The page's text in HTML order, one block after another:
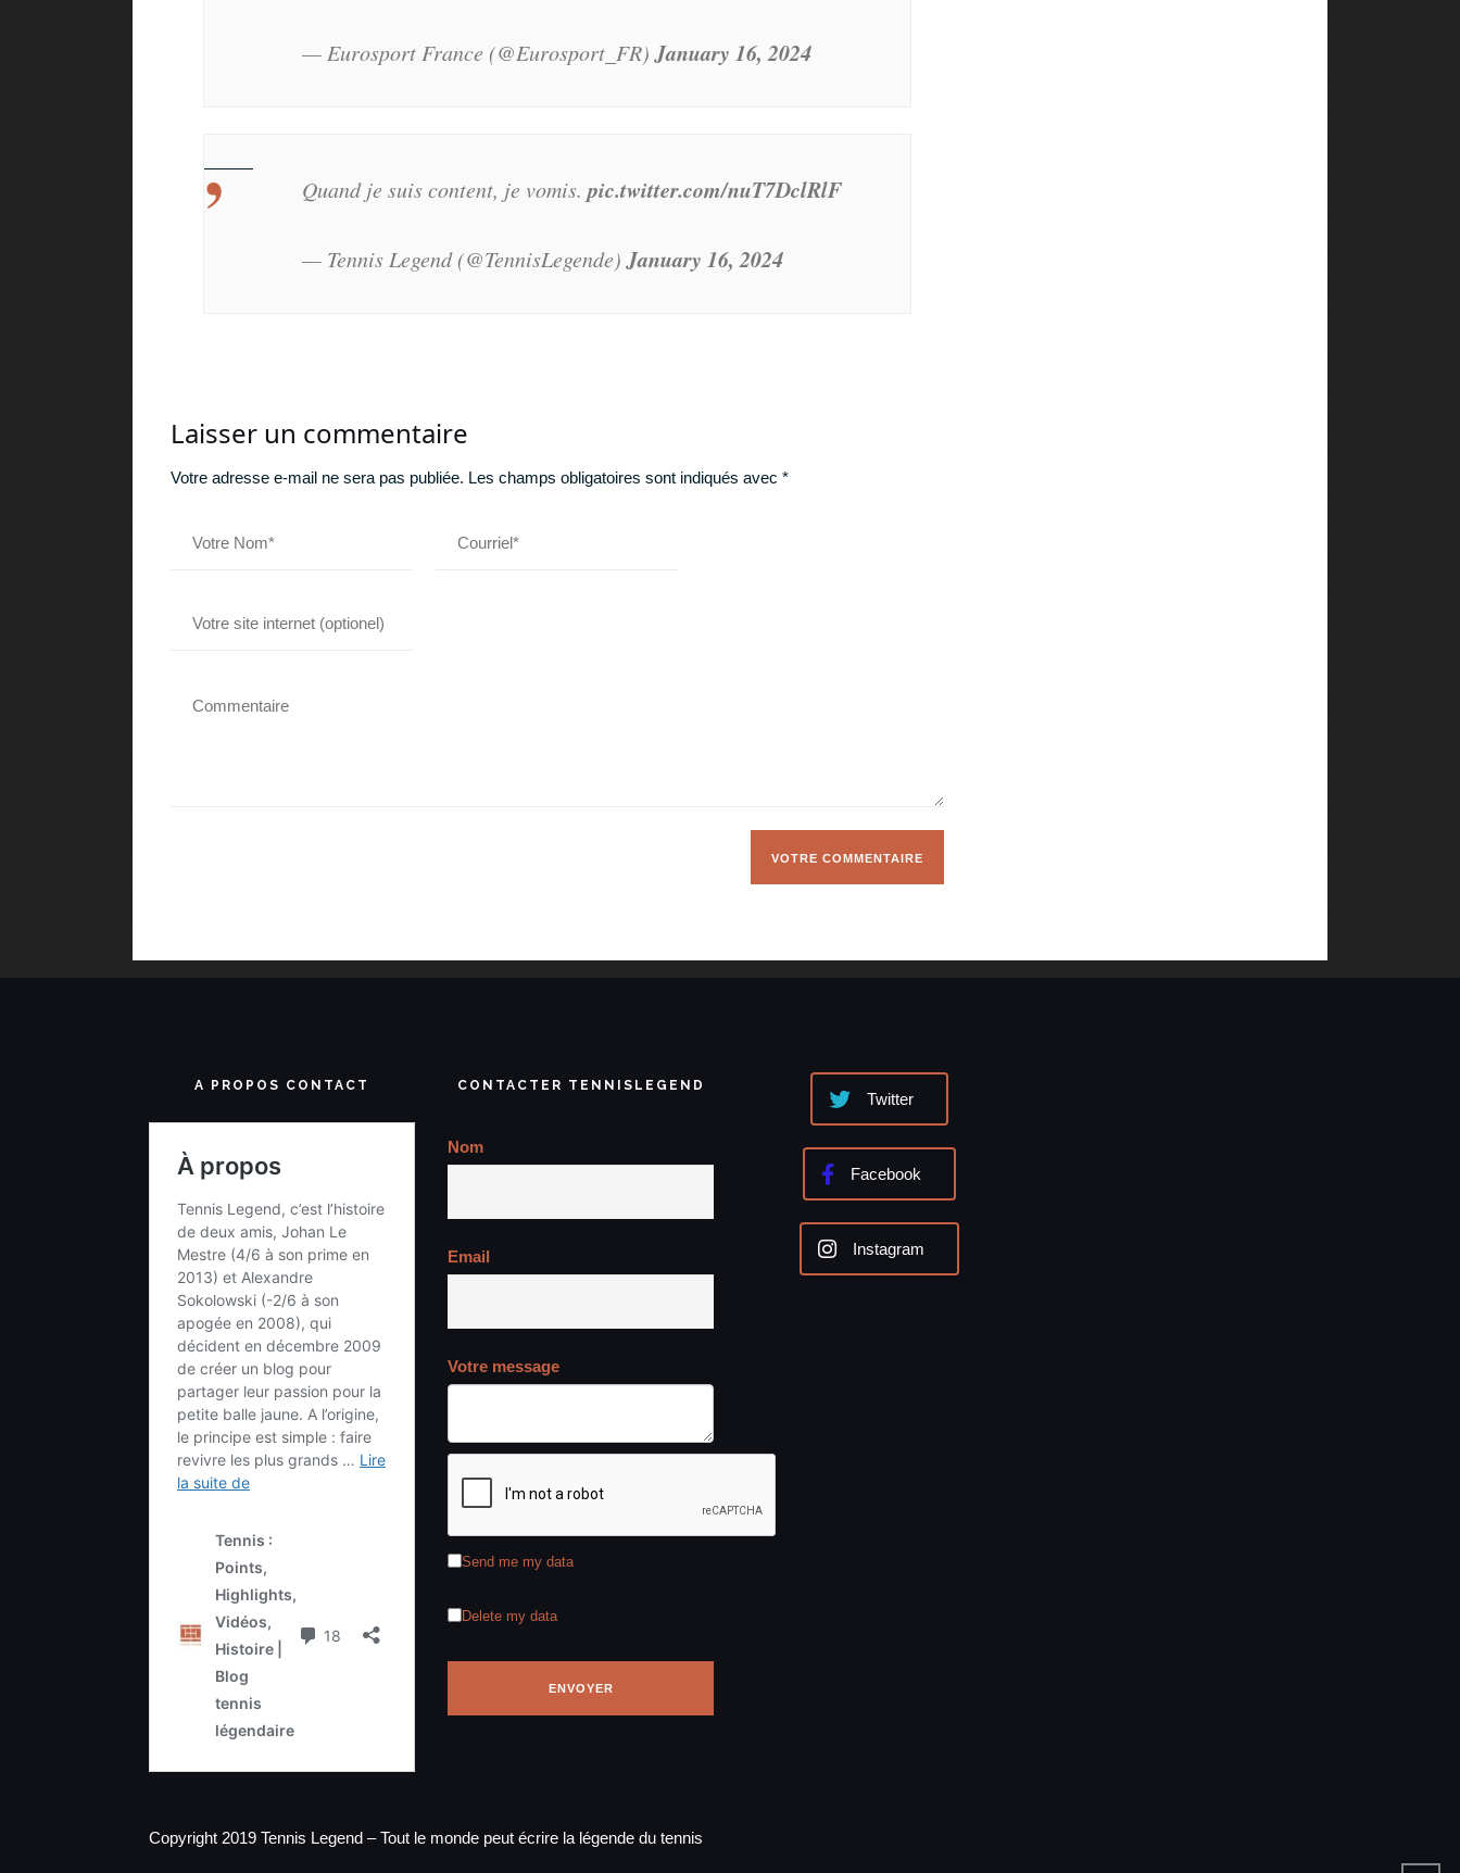
— Eurosport France (@Eurosport_FR)January 16, 2024
Quand je suis content, je vomis.pic.twitter.com/nuT7DclRlF
— Tennis Legend (@TennisLegende)January 16, 2024
Laisser un commentaire
Votre adresse e-mail ne sera pas publiée. Les champs obligatoires sont indiqués avec *
A PROPOS CONTACT CONTACTER TENNISLEGEND
Nom
Email
Votre message
Send me my data
Delete my data
Twitter
Facebook
Instagram
Copyright 2019 Tennis Legend – Tout le monde peut écrire la légende du tennis